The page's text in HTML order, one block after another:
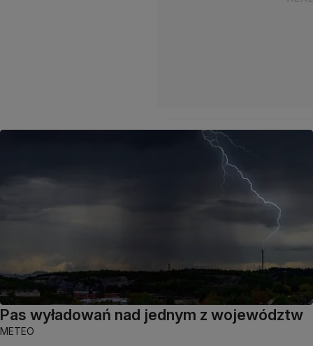
Pas wyładowań nad jednym z województw
METEO